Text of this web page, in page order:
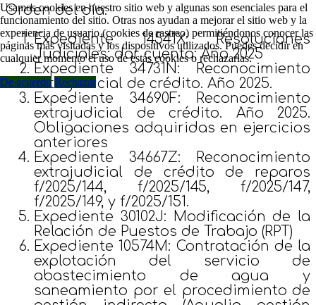
Orden del día:
Expediente 14541X: Resoluciones
Judiciales: dar cuenta: Año 2025
Expediente 34731N: Reconocimiento
extrajudicial de crédito. Año 2025.
Expediente 34690F: Reconocimiento
extrajudicial de crédito. Año 2025.
Obligaciones adquiridas en ejercicios
anteriores
Expediente 34667Z: Reconocimiento
extrajudicial de crédito de reparos
f/2025/144, f/2025/145, f/2025/147,
f/2025/149, y f/2025/151.
Expediente 30102J: Modificación de la
Relación de Puestos de Trabajo (RPT)
Expediente 10574M: Contratación de la
explotación del servicio de
abastecimiento de agua y
saneamiento por el procedimiento de
Usamos cookies en nuestro sitio web y algunas son esenciales para el
funcionamiento del sitio. Otras nos ayudan a mejorar el sitio web y la
experiencia de usuario (cookies de rastreo) permitiéndonos conocer las
páginas más visitadas y los dispositivos utilizados. Puedes decidir en
cualquier momento el uso de estás cookies o rechazarlas.
De acuerdo Rechazar